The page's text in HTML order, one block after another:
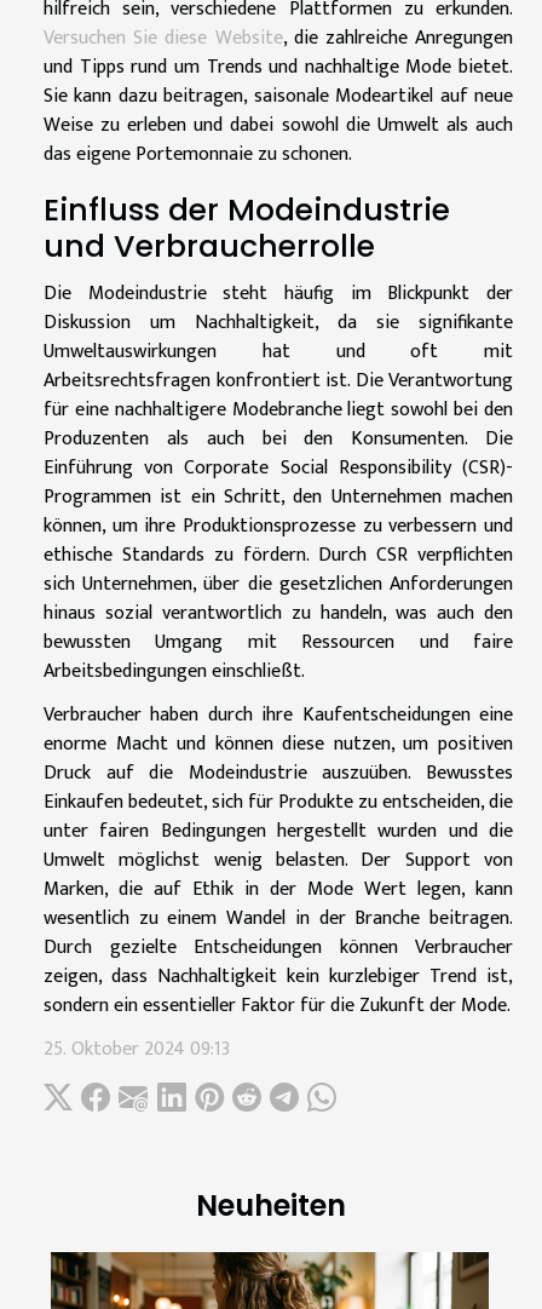
Neuheiten
hilfreich sein, verschiedene Plattformen zu erkunden.
Versuchen Sie diese Website, die zahlreiche Anregungen
und Tipps rund um Trends und nachhaltige Mode bietet.
Sie kann dazu beitragen, saisonale Modeartikel auf neue
Weise zu erleben und dabei sowohl die Umwelt als auch
das eigene Portemonnaie zu schonen.
Einfluss der Modeindustrie
und Verbraucherrolle
Die Modeindustrie steht häufig im Blickpunkt der
Diskussion um Nachhaltigkeit, da sie signifikante
Umweltauswirkungen hat und oft mit
Arbeitsrechtsfragen konfrontiert ist. Die Verantwortung
für eine nachhaltigere Modebranche liegt sowohl bei den
Produzenten als auch bei den Konsumenten. Die
Einführung von Corporate Social Responsibility (CSR)-
Programmen ist ein Schritt, den Unternehmen machen
können, um ihre Produktionsprozesse zu verbessern und
ethische Standards zu fördern. Durch CSR verpflichten
sich Unternehmen, über die gesetzlichen Anforderungen
hinaus sozial verantwortlich zu handeln, was auch den
bewussten Umgang mit Ressourcen und faire
Arbeitsbedingungen einschließt.
Verbraucher haben durch ihre Kaufentscheidungen eine
enorme Macht und können diese nutzen, um positiven
Druck auf die Modeindustrie auszuüben. Bewusstes
Einkaufen bedeutet, sich für Produkte zu entscheiden, die
unter fairen Bedingungen hergestellt wurden und die
Umwelt möglichst wenig belasten. Der Support von
Marken, die auf Ethik in der Mode Wert legen, kann
wesentlich zu einem Wandel in der Branche beitragen.
Durch gezielte Entscheidungen können Verbraucher
zeigen, dass Nachhaltigkeit kein kurzlebiger Trend ist,
sondern ein essentieller Faktor für die Zukunft der Mode.
25. Oktober 2024 09:13